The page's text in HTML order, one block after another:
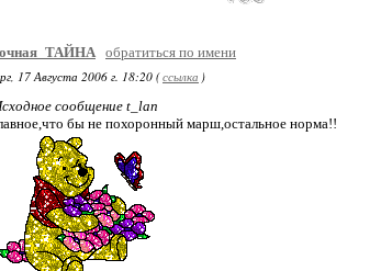
обратиться по имени
17 Августа 2006 г. 18:20 (ссылка )
сообщение t_lan
бы не похоронный марш,остальное норма!!